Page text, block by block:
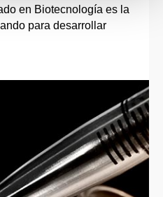
en Biotecnología es la
para desarrollar